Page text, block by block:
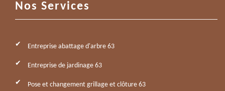
Nos Services
Entreprise abattage d'arbre 63
Entreprise de jardinage 63
Pose et changement grillage et clôture 63